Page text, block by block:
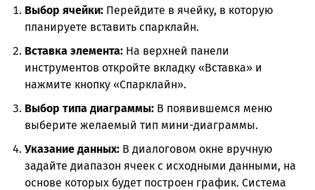
Выбор ячейки: Перейдите в ячейку, в которую
планируете вставить спарклайн.
Вставка элемента: На верхней панели
инструментов откройте вкладку «Вставка» и
нажмите кнопку «Спарклайн».
Выбор типа диаграммы: В появившемся меню
выберите желаемый тип мини-диаграммы.
Указание данных: В диалоговом окне вручную
задайте диапазон ячеек с исходными данными, на
основе которых будет построен график. Система